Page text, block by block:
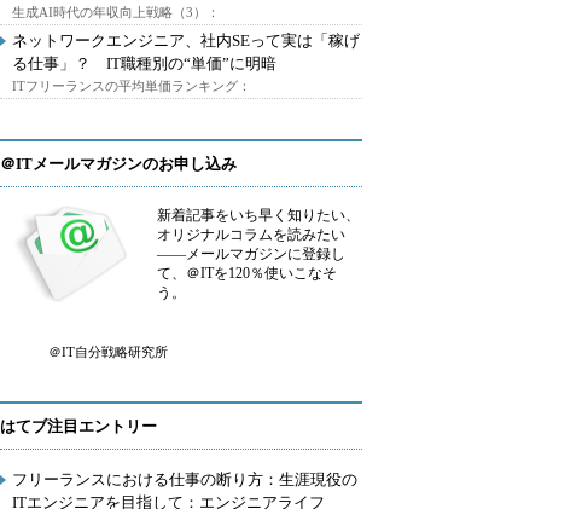
生成AI時代の年収向上戦略（3）：
ネットワークエンジニア、社内SEって実は「稼げ
る仕事」？ IT職種別の“単価”に明暗
ITフリーランスの平均単価ランキング：
＠ITメールマガジンのお申し込み
新着記事をいち早く知りたい、
オリジナルコラムを読みたい
――メールマガジンに登録し
て、＠ITを120％使いこなそ
う。
＠IT自分戦略研究所
はてブ注目エントリー
フリーランスにおける仕事の断り方：生涯現役の
ITエンジニアを目指して：エンジニアライフ